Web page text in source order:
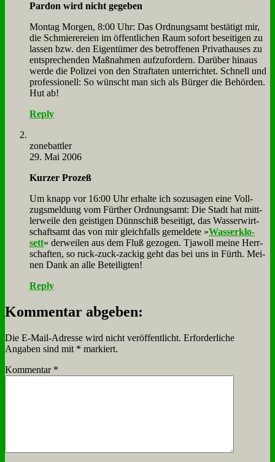
Par­don wird nicht ge­ge­ben
Mon­tag Mor­gen, 8:00 Uhr: Das Ord­nungs­amt be­stä­tigt mir,
die Schmie­re­rei­en im öf­fent­li­chen Raum so­fort be­sei­ti­gen zu
las­sen bzw. den Ei­gen­tü­mer des be­trof­fe­nen Pri­vat­hau­ses zu
ent­spre­chen­den Maß­nah­men auf­zu­for­dern. Dar­über hin­aus
wer­de die Po­li­zei von den Straf­ta­ten un­ter­rich­tet. Schnell und
pro­fes­sio­nell: So wünscht man sich als Bür­ger die Be­hör­den.
Hut ab!
Reply
zone­batt­ler
29. Mai 2006
Kur­zer Pro­zeß
Um knapp vor 16:00 Uhr er­hal­te ich so­zu­sa­gen ei­ne Voll­
zugs­mel­dung vom Für­ther Ord­nungs­amt: Die Stadt hat mitt­
ler­wei­le den gei­sti­gen Dünn­schiß be­sei­tigt, das Was­ser­wirt­
schafts­amt das von mir gleich­falls ge­mel­de­te »Was­ser­klo­
sett« der­wei­len aus dem Fluß ge­zo­gen. Tja­woll mei­ne Herr­
schaf­ten, so ruck-zuck-zackig geht das bei uns in Fürth. Mei­
nen Dank an al­le Be­tei­lig­ten!
Reply
Kommentar abgeben:
Die E-Mail-Adresse wird nicht veröffentlicht. Erforderliche
Angaben sind mit * markiert.
Kommentar *